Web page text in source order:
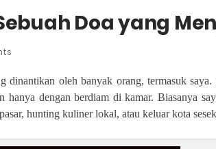
Doa yang
dinantikan oleh banyak orang, termasuk
hanya dengan berdiam di kamar. Biasanya
hunting kuliner lokal, atau keluar kota